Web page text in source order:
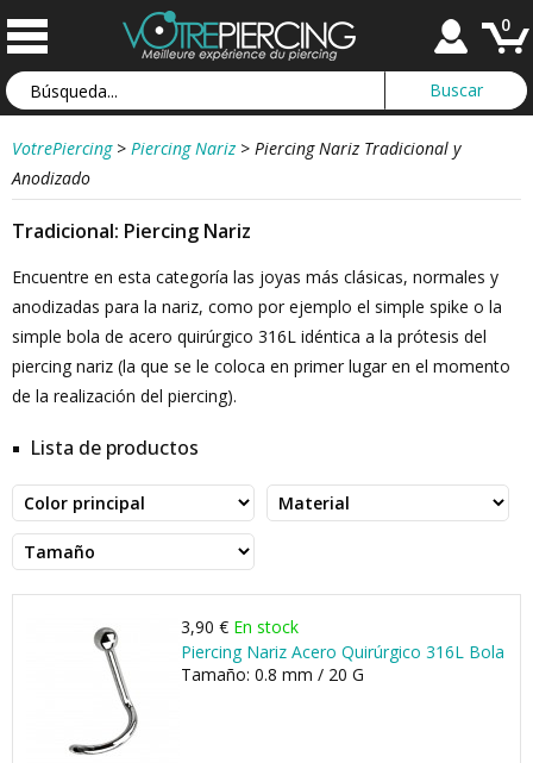
0
VotrePiercing > Piercing Nariz > Piercing Nariz Tradicional y
Anodizado
Tradicional: Piercing Nariz
Encuentre en esta categoría las joyas más clásicas, normales y
anodizadas para la nariz, como por ejemplo el simple spike o la
simple bola de acero quirúrgico 316L idéntica a la prótesis del
piercing nariz (la que se le coloca en primer lugar en el momento
de la realización del piercing).
Lista de productos
3,90 € En stock
Piercing Nariz Acero Quirúrgico 316L Bola
Tamaño: 0.8 mm / 20 G